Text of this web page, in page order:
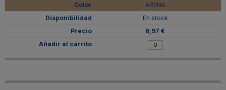
ARENA
En stock
6,97 €